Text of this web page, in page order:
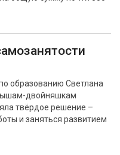
образованию Светлана
двойняшкам
твёрдое решение –
и заняться развитием